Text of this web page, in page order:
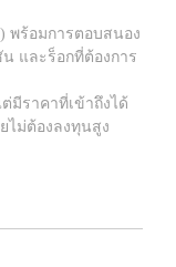
พร้อมการตอบสนอง
และร็อกที่ต้องการ
มีราคาที่เข้าถึงได้
ไม่ต้องลงทุนสูง